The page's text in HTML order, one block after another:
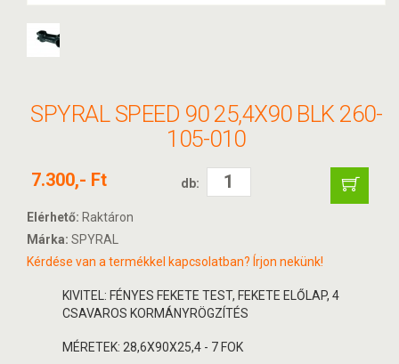
SPYRAL SPEED 90 25,4X90 BLK 260-
105-010
7.300,- Ft db:
Elérhető: Raktáron
Márka: SPYRAL
Kérdése van a termékkel kapcsolatban? Írjon nekünk!
KIVITEL: FÉNYES FEKETE TEST, FEKETE ELŐLAP, 4
CSAVAROS KORMÁNYRÖGZÍTÉS
MÉRETEK: 28,6X90X25,4 - 7 FOK